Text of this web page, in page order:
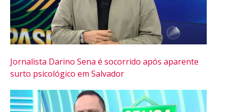
Jornalista Darino Sena é socorrido após aparente
surto psicológico em Salvador
Pinterest
Whatsapp
Email